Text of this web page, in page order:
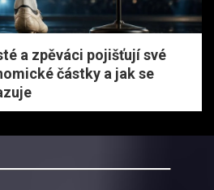
a zpěváci pojišťují své
částky a jak se